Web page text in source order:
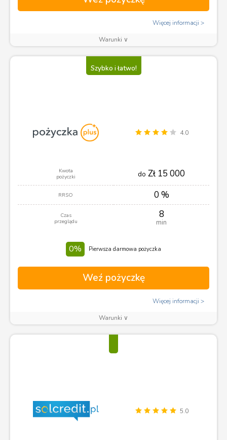
Więcej informacji
Warunki ∨
Szybko i łatwo!
4.0
Kwota
pożyczki
do Zł 15 000
RRSO 0 %
Czas
przeglądu
8
min
0% Pierwsza darmowa pożyczka
Weź pożyczkę
Więcej informacji
Warunki ∨
5.0